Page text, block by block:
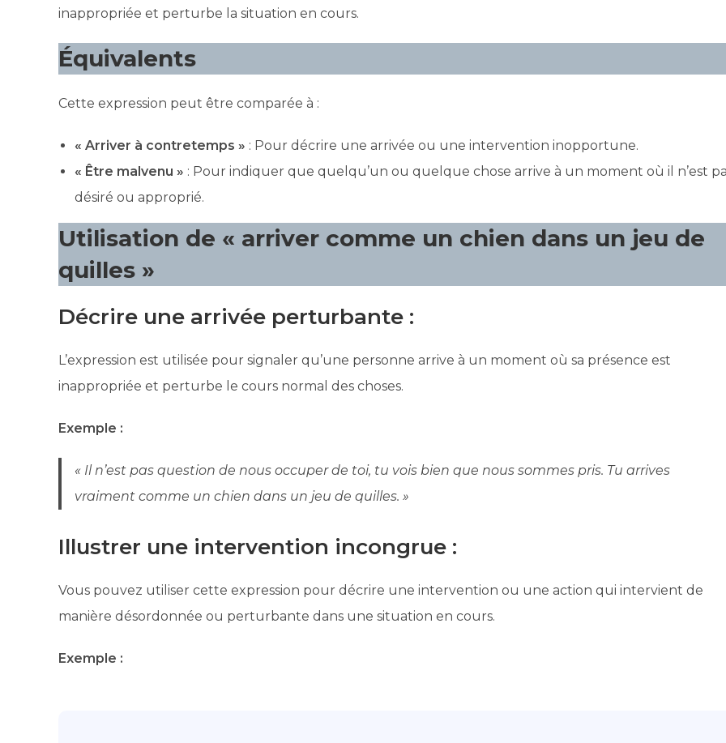
inappropriée et perturbe la situation en cours.
Équivalents
Cette expression peut être comparée à :
« Arriver à contretemps » : Pour décrire une arrivée ou une intervention inopportune.
« Être malvenu » : Pour indiquer que quelqu’un ou quelque chose arrive à un moment où il n’est
désiré ou approprié.
Utilisation de « arriver comme un chien dans un jeu de
quilles »
Décrire une arrivée perturbante :
L’expression est utilisée pour signaler qu’une personne arrive à un moment où sa présence est
inappropriée et perturbe le cours normal des choses.
Exemple :
« Il n’est pas question de nous occuper de toi, tu vois bien que nous sommes pris. Tu arrives
vraiment comme un chien dans un jeu de quilles. »
Illustrer une intervention incongrue :
Vous pouvez utiliser cette expression pour décrire une intervention ou une action qui intervient de
manière désordonnée ou perturbante dans une situation en cours.
Exemple :